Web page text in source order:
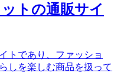
トの通販サイ
トであり、ファッショ
しを楽しむ商品を扱って